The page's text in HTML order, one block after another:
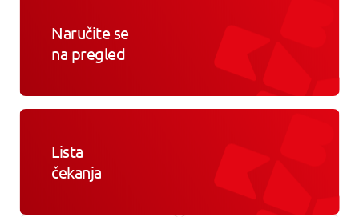
Naručite se
na pregled
Lista
čekanja